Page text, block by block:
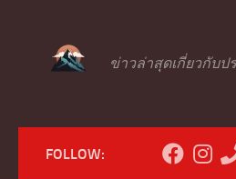
ข่าวล่าสุดเกี่ยวกับป
FOLLOW: